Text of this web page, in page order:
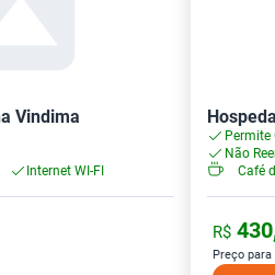
Vindima
Internet WI-FI
Não
Café
R$
Preço